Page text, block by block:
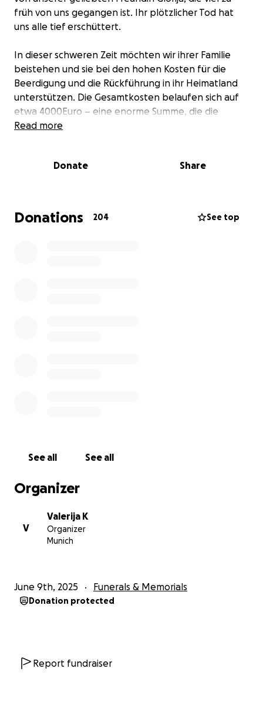
früh von uns gegangen ist. Ihr plötzlicher Tod hat
uns alle tief erschüttert.
In dieser schweren Zeit möchten wir ihrer Familie
beistehen und sie bei den hohen Kosten für die
Beerdigung und die Rückführung in ihr Heimatland
unterstützen. Die Gesamtkosten belaufen sich auf
etwa 4000Euro – eine enorme Summe, die die
Familie allein nicht tragen kann.
jeder Beitrag, ob groß oder klein, hilft weiter und
Lasst uns gemeinsam dafür sorgen, dass sie in Würde
und Frieden verabschiedet werden kann – dort, wo
Read more
Donate Share
Donations 204 See top
See all See all
Organizer
V
Valerija K
Organizer
Munich
June 9th, 2025 Funerals & Memorials
Donation protected
Report fundraiser